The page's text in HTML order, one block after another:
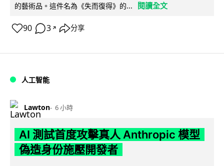
的藝術品。這件名為《失而復得》的...
閱讀全文
90 3 ↗ 分享
人工智能
Lawton 6 小時
AI 測試首度攻擊真人 Anthropic 模型
偽造身份施壓開發者